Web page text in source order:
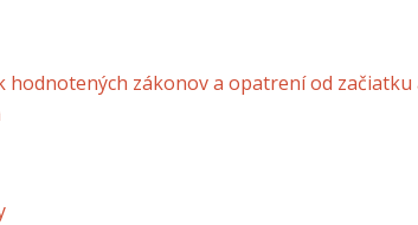
hodnotených zákonov a opatrení od